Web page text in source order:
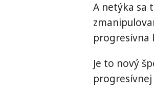
A netýka sa
progresívna
Je to nový